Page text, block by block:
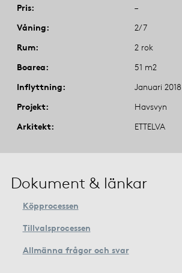
Pris
–
Våning
2/7
Rum
2 rok
Boarea
51 m2
Inflyttning
Januari 2018
Projekt
Havsvyn
Arkitekt
ETTELVA
Dokument & länkar
Köpprocessen
Tillvalsprocessen
Allmänna frågor och svar